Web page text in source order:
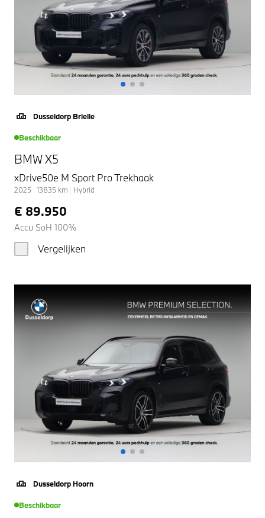
Dusseldorp Brielle
Beschikbaar
BMW X5
xDrive50e M Sport Pro Trekhaak
2025 13835 km Hybrid
€ 89.950
Accu SoH 100%
Vergelijken
Dusseldorp Hoorn
Beschikbaar